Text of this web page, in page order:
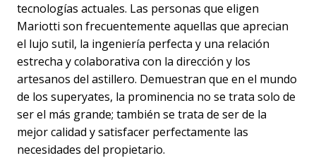
tecnologías actuales. Las personas que eligen
Mariotti son frecuentemente aquellas que aprecian
el lujo sutil, la ingeniería perfecta y una relación
estrecha y colaborativa con la dirección y los
artesanos del astillero. Demuestran que en el mundo
de los superyates, la prominencia no se trata solo de
ser el más grande; también se trata de ser de la
mejor calidad y satisfacer perfectamente las
necesidades del propietario.